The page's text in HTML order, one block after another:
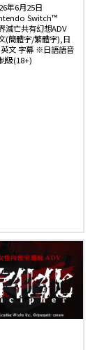
年6月25日
Switch™
滅亡共有幻想ADV
(簡體字/繁體字),日
文 字幕 ※日語語音
級(18+)